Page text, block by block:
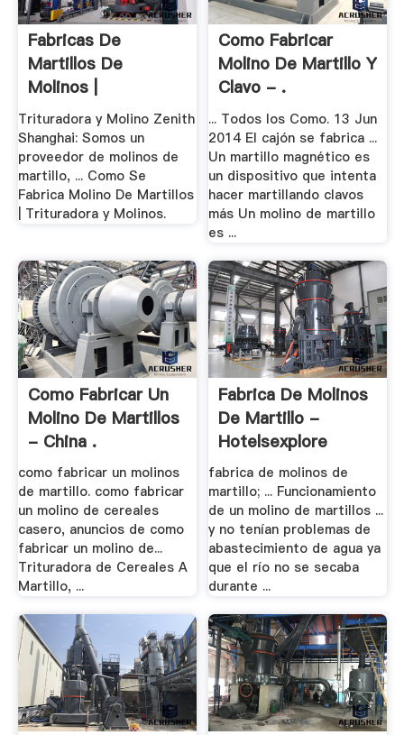
Fabricas De
Martillos De
Molinos |
Trituradoras Y .
Trituradora y Molino Zenith
Shanghai: Somos un
proveedor de molinos de
martillo, ... Como Se
Fabrica Molino De Martillos
| Trituradora y Molinos.
Como Fabricar
Molino De Martillo Y
Clavo - .
... Todos los Como. 13 Jun
2014 El cajón se fabrica ...
Un martillo magnético es
un dispositivo que intenta
hacer martillando clavos
más Un molino de martillo
es ...
Como Fabricar Un
Molino De Martillos
- China .
como fabricar un molinos
de martillo. como fabricar
un molino de cereales
casero, anuncios de como
fabricar un molino de...
Trituradora de Cereales A
Martillo, ...
Fabrica De Molinos
De Martillo -
Hotelsexplore
fabrica de molinos de
martillo; ... Funcionamiento
de un molino de martillos ...
y no tenían problemas de
abastecimiento de agua ya
que el río no se secaba
durante ...